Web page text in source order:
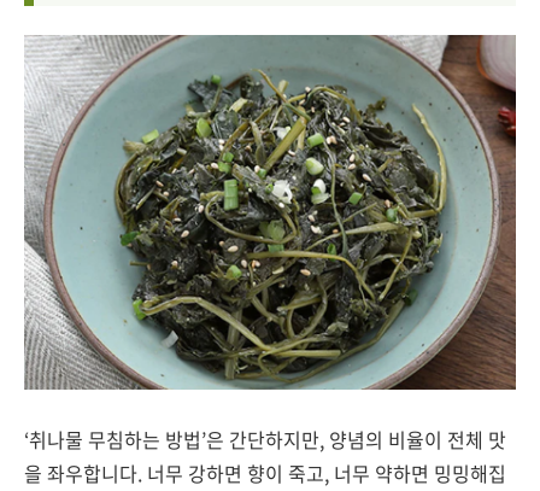
‘취나물 무침하는 방법’은 간단하지만, 양념의 비율이 전체 맛
을 좌우합니다. 너무 강하면 향이 죽고, 너무 약하면 밍밍해집